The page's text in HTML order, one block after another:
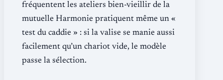
fréquentent les ateliers bien-vieillir de la
mutuelle Harmonie pratiquent même un «
test du caddie » : si la valise se manie aussi
facilement qu’un chariot vide, le modèle
passe la sélection.